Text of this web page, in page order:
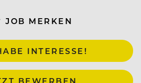
JOB MERKEN
INTERESSE!
BEWERBEN